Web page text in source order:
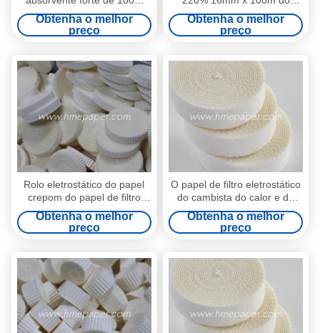
com peso de 180g/m2 e
absorção de água de 280%
para aplicações médicas
Obtenha o melhor
preço
papel de filtro do ar do papel
de filtro
Obtenha o melhor
preço
Rolo eletrostático do papel
crepom do papel de filtro
1.1mm de HME
Obtenha o melhor
preço
O papel de filtro eletrostático
do cambista do calor e da
umidade corrugou Rolls de
papel
Obtenha o melhor
preço